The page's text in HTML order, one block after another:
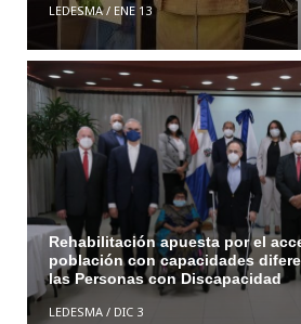
LEDESMA/ ENE 13
Rehabilitación apuesta por el
población con capacidades
las Personas con Discapacidad
LEDESMA/ DIC 3